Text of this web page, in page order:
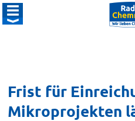
Frist für
Mikroprojekten